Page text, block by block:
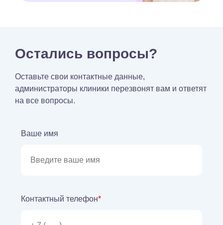
Остались вопросы?
Оставьте свои контактные данные,
администраторы клиники перезвонят вам и ответят
на все вопросы.
Ваше имя
Контактный телефон*